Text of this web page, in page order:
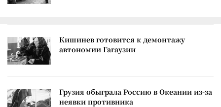
Кишинев готовится к демонтажу
автономии Гагаузии
Грузия обыграла Россию в Океании из-за
неявки противника